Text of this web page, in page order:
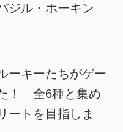
ジル・ホーキン
ーキーたちがゲー
！ 全6種と集め
ートを目指しま